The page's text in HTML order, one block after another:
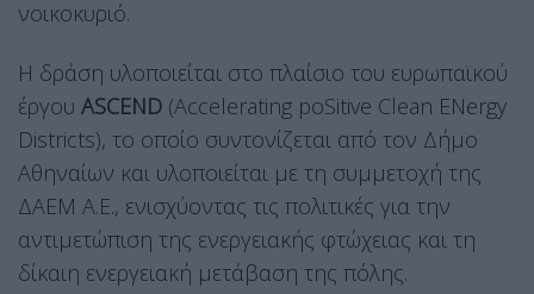
νοικοκυριό.
Η δράση υλοποιείται στο πλαίσιο του ευρωπαϊκού
έργου ASCEND (Accelerating poSitive Clean ENergy
Districts), το οποίο συντονίζεται από τον Δήμο
Αθηναίων και υλοποιείται με τη συμμετοχή της
ΔΑΕΜ Α.Ε., ενισχύοντας τις πολιτικές για την
αντιμετώπιση της ενεργειακής φτώχειας και τη
δίκαιη ενεργειακή μετάβαση της πόλης.